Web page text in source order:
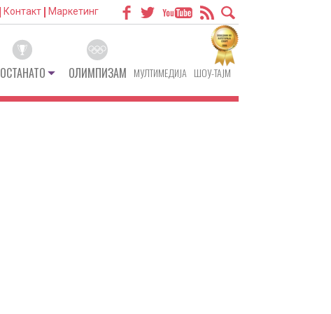
Контакт Маркетинг
ОСТАНАТО ОЛИМПИЗАМ МУЛТИМЕДИЈА ШОУ-ТАЈМ